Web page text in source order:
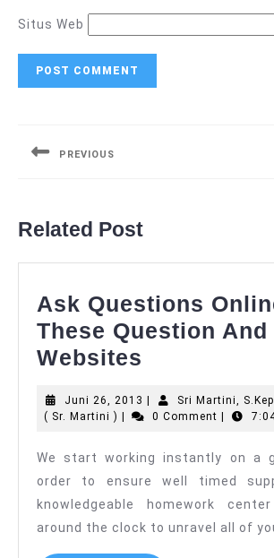
Situs Web
PREVIOUS
Related Post
Ask Questions
These Question And
Websites
Online
These
Question
And
Juni 26, 2013 Juni
26,
Sri Martini,
( Sr. Martini ) Sri
Ns.,
M.
Kep.
(
Sr.
0 Comment
We start working instantly on a
order to ensure well timed
knowledgeable homework
around the clock to unravel all of